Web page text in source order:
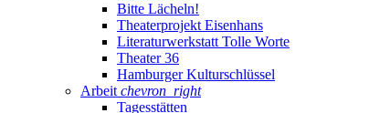
Bitte Lächeln!
Theaterprojekt Eisenhans
Literaturwerkstatt Tolle Worte
Theater 36
Hamburger Kulturschlüssel
Arbeit chevron_right
Tagesstätten